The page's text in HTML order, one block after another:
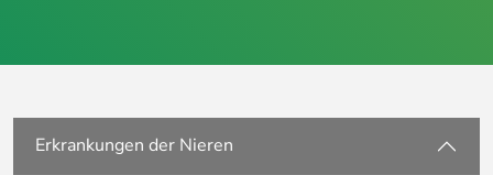
Erkrankungen der Nieren